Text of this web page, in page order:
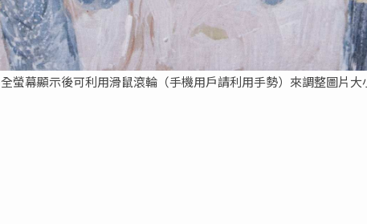
全螢幕顯示後可利用滑鼠滾輪（手機用戶請利用手勢）來調整圖片大